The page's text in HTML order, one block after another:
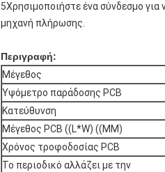
5Χρησιμοποιήστε ένα σύνδεσμο για
μηχανή πλήρωσης.
Περιγραφή:
Μέγεθος
Υψόμετρο παράδοσης PCB
Κατεύθυνση
Μέγεθος PCB ((L*W) ((MM)
Χρόνος τροφοδοσίας PCB
Το περιοδικό αλλάζει με την